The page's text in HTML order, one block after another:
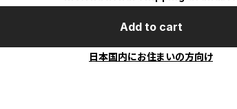
Add to cart
日本国内にお住まいの方向け